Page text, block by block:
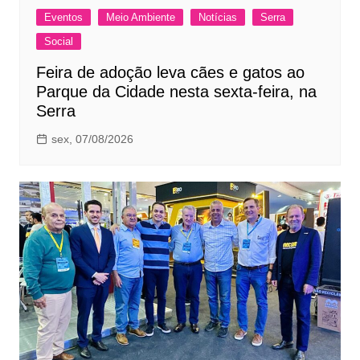
Eventos Meio Ambiente Notícias
Serra
Social
Feira de adoção leva cães e gatos ao
Parque da Cidade nesta sexta-feira, na
Serra
sex, 07/08/2026